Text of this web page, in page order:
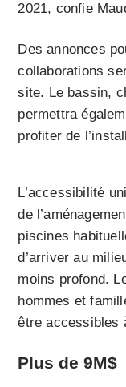
2021, confie
Des annonces
collaborations
site. Le bassin,
permettra
profiter de
L’accessibilité
de
piscines
d’arriver au
moins profond.
hommes et
être accessibles
Plus de 9M$